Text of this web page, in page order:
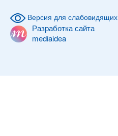
Версия для слабовидящих
Разработка сайта
mediaidea